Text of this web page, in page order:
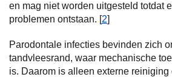
en mag niet worden uitgesteld totdat
problemen ontstaan. [2]
Parodontale infecties bevinden zich
tandvleesrand, waar mechanische
is. Daarom is alleen externe